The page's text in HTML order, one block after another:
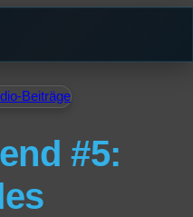
Beiträge
#5: